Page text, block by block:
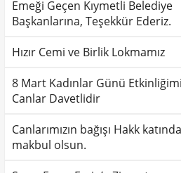
Emeği Geçen Kıymetli Belediye
Başkanlarına, Teşekkür Ederiz.
Hızır Cemi ve Birlik Lokmamız
8 Mart Kadınlar Günü
Canlar Davetlidir
Canlarımızın bağışı Hakk
makbul olsun.